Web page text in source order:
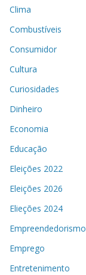
Clima
Combustíveis
Consumidor
Cultura
Curiosidades
Dinheiro
Economia
Educação
Eleições 2022
Eleições 2026
Elieções 2024
Empreendedorismo
Emprego
Entretenimento